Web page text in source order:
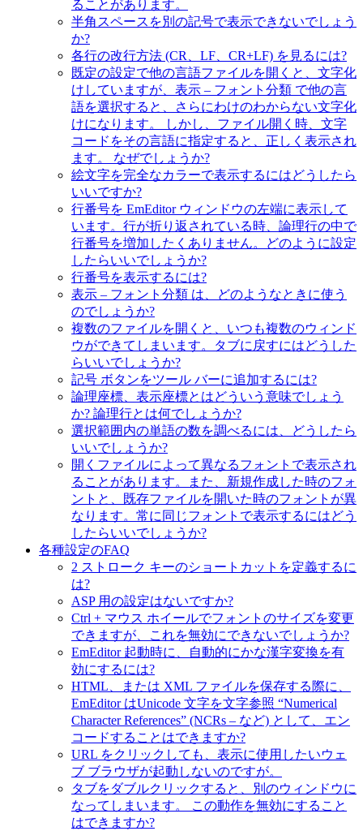
ることがあります。
半角スペースを別の記号で表示できないでしょう
か?
各行の改行方法 (CR、LF、CR+LF) を見るには?
既定の設定で他の言語ファイルを開くと、文字化
けしていますが、表示 – フォント分類 で他の言
語を選択すると、さらにわけのわからない文字化
けになります。 しかし、ファイル開く時、文字
コードをその言語に指定すると、正しく表示され
ます。 なぜでしょうか?
絵文字を完全なカラーで表示するにはどうしたら
いいですか?
行番号を EmEditor ウィンドウの左端に表示して
います。行が折り返されている時、論理行の中で
行番号を増加したくありません。どのように設定
したらいいでしょうか?
行番号を表示するには?
表示 – フォント分類 は、どのようなときに使う
のでしょうか?
複数のファイルを開くと、いつも複数のウィンド
ウができてしまいます。タブに戻すにはどうした
らいいでしょうか?
記号 ボタンをツール バーに追加するには?
論理座標、表示座標とはどういう意味でしょう
か? 論理行とは何でしょうか?
選択範囲内の単語の数を調べるには、どうしたら
いいでしょうか?
開くファイルによって異なるフォントで表示され
ることがあります。また、新規作成した時のフォ
ントと、既存ファイルを開いた時のフォントが異
なります。常に同じフォントで表示するにはどう
したらいいでしょうか?
各種設定のFAQ
2 ストローク キーのショートカットを定義するに
は?
ASP 用の設定はないですか?
Ctrl + マウス ホイールでフォントのサイズを変更
できますが、これを無効にできないでしょうか?
EmEditor 起動時に、自動的にかな漢字変換を有
効にするには?
HTML、または XML ファイルを保存する際に、
EmEditor はUnicode 文字を文字参照 “Numerical
Character References” (NCRs – など) として、エン
コードすることはできますか?
URL をクリックしても、表示に使用したいウェ
ブ ブラウザが起動しないのですが。
タブをダブルクリックすると、別のウィンドウに
なってしまいます。 この動作を無効にすること
はできますか?